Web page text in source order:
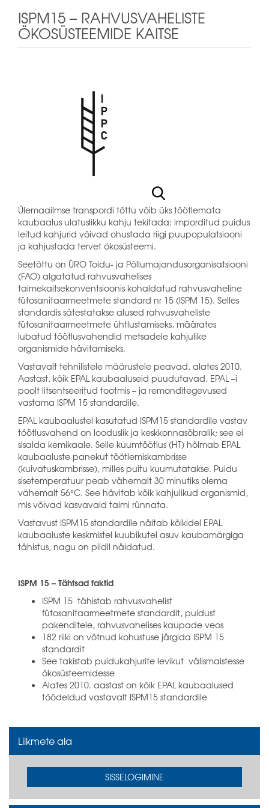
ISPM15 – RAHVUSVAHELISTE
ÖKOSÜSTEEMIDE KAITSE
Ülemaailmse transpordi tõttu võib üks töötlemata
kaubaalus ulatuslikku kahju tekitada: imporditud puidus
leitud kahjurid võivad ohustada riigi puupopulatsiooni
ja kahjustada tervet ökosüsteemi.
Seetõttu on ÜRO Toidu- ja Põllumajandusorganisatsiooni
(FAO) algatatud rahvusvahelises
taimekaitsekonventsioonis kohaldatud rahvusvaheline
fütosanitaarmeetmete standard nr 15 (ISPM 15). Selles
standardis sätestatakse alused rahvusvaheliste
fütosanitaarmeetmete ühtlustamiseks, määrates
lubatud töötlusvahendid metsadele kahjulike
organismide hävitamiseks.
Vastavalt tehnilistele määrustele peavad, alates 2010.
Aastast, kõik EPAL kaubaaluseid puudutavad, EPAL –i
poolt litsentseeritud tootmis – ja remonditegevused
vastama ISPM 15 standardile.
EPAL kaubaalustel kasutatud ISPM15 standardile vastav
töötlusvahend on looduslik ja keskkonnasõbralik; see ei
sisalda kemikaale. Selle kuumtöötlus (HT) hõlmab EPAL
kaubaaluste panekut töötlemiskambrisse
(kuivatuskambrisse), milles puitu kuumutatakse. Puidu
sisetemperatuur peab vähemalt 30 minutiks olema
vähemalt 56°C. See hävitab kõik kahjulikud organismid,
mis võivad kasvavaid taimi rünnata.
Vastavust ISPM15 standardile näitab kõikidel EPAL
kaubaaluste keskmistel kuubikutel asuv kaubamärgiga
tähistus, nagu on pildil näidatud.
ISPM 15 – Tähtsad faktid
ISPM 15 tähistab rahvusvahelist
fütosanitaarmeetmete standardit, puidust
pakenditele, rahvusvahelises kaupade veos
182 riiki on võtnud kohustuse järgida ISPM 15
standardit
See takistab puidukahjurite levikut välismaistesse
ökosüsteemidesse
Alates 2010. aastast on kõik EPAL kaubaalused
töödeldud vastavalt ISPM15 standardile
Liikmete ala
SISSELOGIMINE